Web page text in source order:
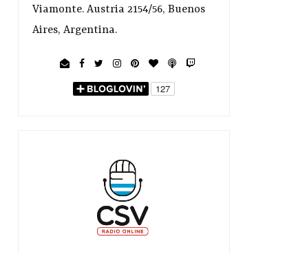
Viamonte. Austria 2154/56, Buenos
Aires, Argentina.